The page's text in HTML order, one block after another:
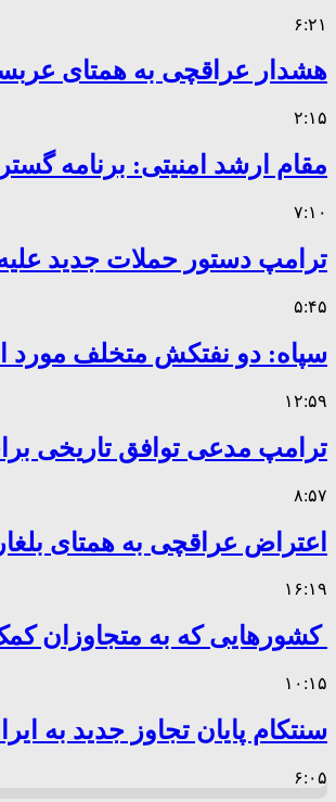
۶:۲۱
هشدار عراقچی به همتای
۲:۱۵
مقام ارشد امنیتی: برنامه
۷:۱۰
ترامپ دستور حملات جدید
۵:۴۵
سپاه: دو نفتکش متخلف مورد
۱۲:۵۹
ترامپ مدعی توافق تاریخی
۸:۵۷
اعتراض عراقچی به همتای
۱۶:۱۹
کشورهایی که به متجاوزان
۱۰:۱۵
سنتکام پایان تجاوز جدید به
۶:۰۵